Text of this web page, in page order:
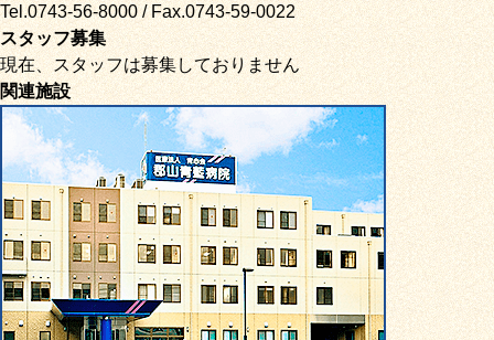
Tel.0743-56-8000 / Fax.0743-59-0022
スタッフ募集
現在、スタッフは募集しておりません
関連施設